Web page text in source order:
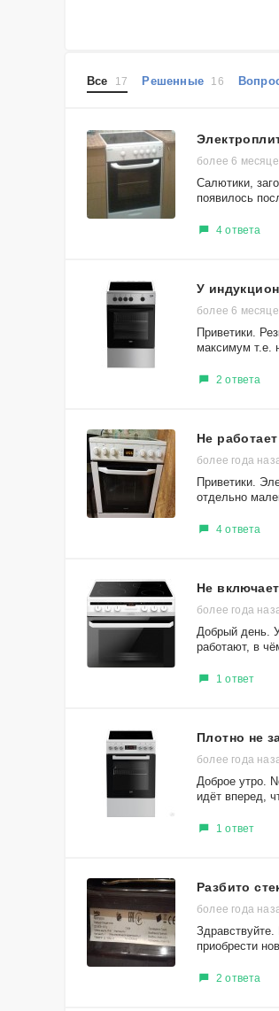
Все 17 Решенные 16
более 6
Салютики,
появилось
4 ответа
У
более 6
Приветики.
максимум т.е.
2 ответа
Не
более года
Приветики.
отдельно
4 ответа
Не
более года
Добрый день.
работают, в
1 ответ
Плотно не
более года
Доброе утро.
идёт вперед,
1 ответ
Разбито
более года
приобрести
2 ответа